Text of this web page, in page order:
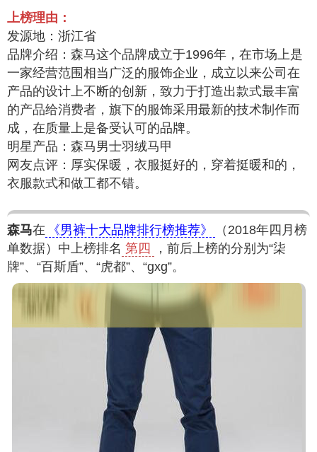
上榜理由：
发源地：浙江省
品牌介绍：森马这个品牌成立于1996年，在市场上是
一家经营范围相当广泛的服饰企业，成立以来公司在
产品的设计上不断的创新，致力于打造出款式最丰富
的产品给消费者，旗下的服饰采用最新的技术制作而
成，在质量上是备受认可的品牌。
明星产品：森马男士羽绒马甲
网友点评：厚实保暖，衣服挺好的，穿着挺暖和的，
衣服款式和做工都不错。
森马在 《男裤十大品牌排行榜推荐》
（2018年四月榜
单数据）中上榜排名 第四
，前后上榜的分别为“柒
牌”、“百斯盾”、“虎都”、“gxg”。